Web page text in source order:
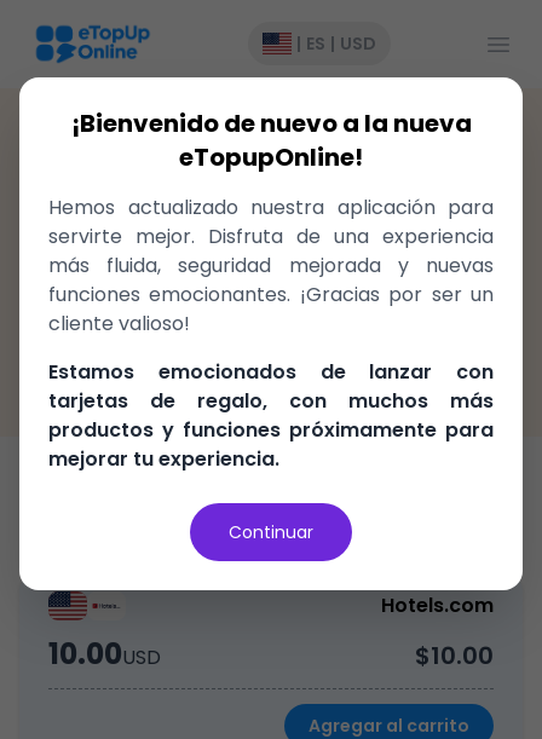
| ES | USD Abrir
United States >GiftCard> Hotels.com
Gift cards para Hotels.com
United States, ¡entregado
instantáneamente!
Rápido, fácil y seguro
El mejor precio en el mercado
Tarjeta de Regalo
Hotels.com
10.00USD $10.00
Agregar al carrito
¡Bienvenido de nuevo a la nueva
eTopupOnline!
Hemos actualizado nuestra aplicación para
servirte mejor. Disfruta de una experiencia
más fluida, seguridad mejorada y nuevas
funciones emocionantes. ¡Gracias por ser un
cliente valioso!
Estamos emocionados de lanzar con
tarjetas de regalo, con muchos más
productos y funciones próximamente para
mejorar tu experiencia.
Continuar